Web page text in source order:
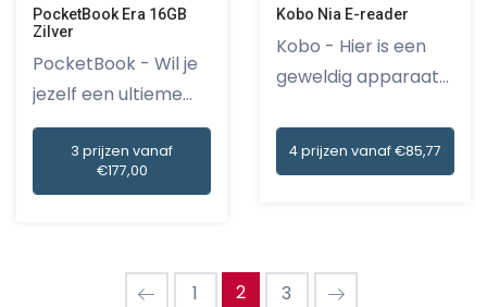
PocketBook Era 16GB
Zilver
PocketBook - Wil je
jezelf een ultieme
lees...
3 prijzen vanaf
€177,00
Kobo Nia E-reader
Kobo - Hier is een
geweldig apparaat
4 prijzen vanaf €85,77
1 2 3